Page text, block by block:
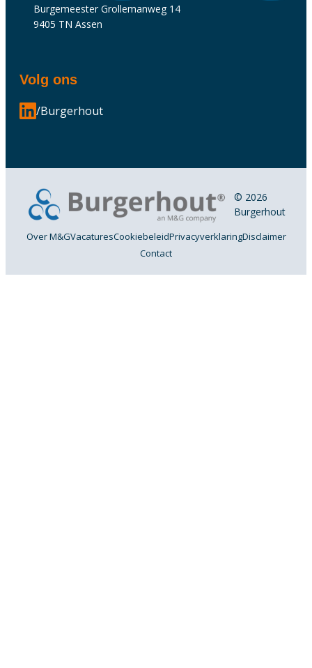
Burgemeester Grollemanweg 14
9405 TN Assen
Volg ons
/Burgerhout
© 2026
Burgerhout
Over M&GVacaturesCookiebeleidPrivacyverklaringDisclaimer
Contact